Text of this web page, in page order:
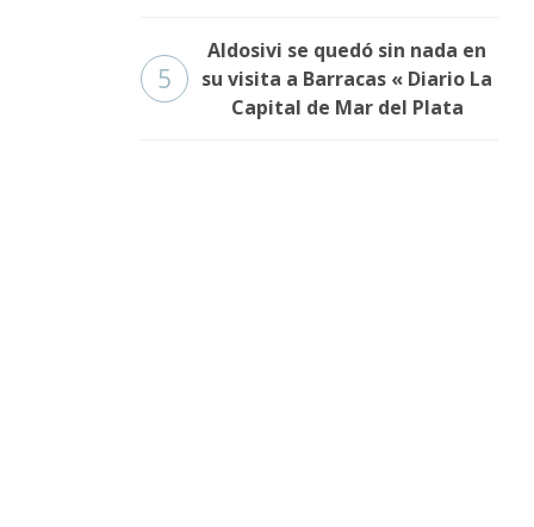
5
Aldosivi se quedó sin nada en
su visita a Barracas « Diario La
Capital de Mar del Plata